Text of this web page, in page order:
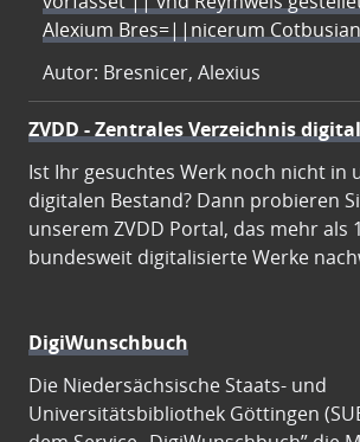
Alexium Bres=||nicerum
Autor: Bresnicer, Alexius
ZVDD - Zentrales Verzeichnis
Ist Ihr gesuchtes Werk noch nicht in
digitalen Bestand? Dann probieren
unserem ZVDD Portal, das mehr als
bundesweit digitalisierte Werke
DigiWunschbuch
Die Niedersächsische Staats- und
Universitätsbibliothek Göttingen